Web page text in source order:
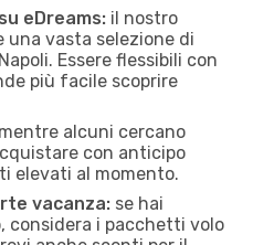
eDreams: il nostro
una vasta selezione di
Essere flessibili con
più facile scoprire
mentre alcuni cercano
con anticipo
elevati al momento.
vacanza: se hai
considera i pacchetti volo